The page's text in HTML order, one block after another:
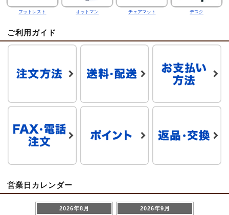
フットレスト オットマン チェアマット デスク
ご利用ガイド
営業日カレンダー
2026年8月 2026年9月